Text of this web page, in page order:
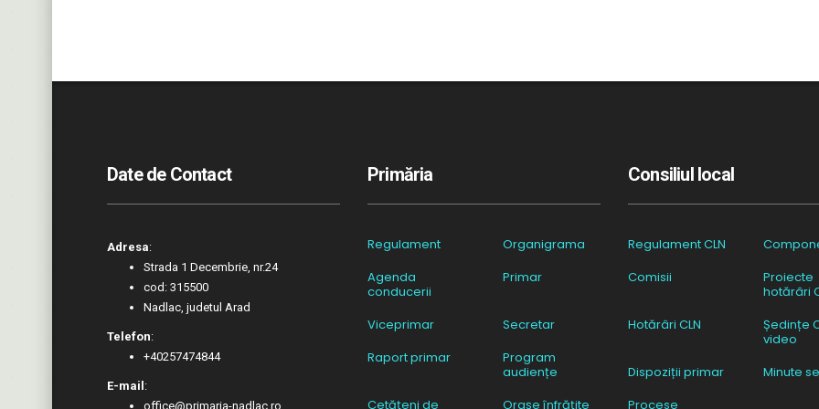
Date de Contact
Adresa:
Strada 1 Decembrie, nr.24
cod: 315500
Nadlac, judetul Arad
Telefon:
+40257474844
E-mail :
office@primaria-nadlac.ro
Primăria
Regulament
Organigrama
Agenda
conducerii
Primar
Viceprimar
Secretar
Raport primar
Program
audiențe
Cetățeni de
Orașe înfrățite
Consiliul local
Regulament CLN
Comisii
Proiecte
hotărâri
Hotărâri CLN
Ședințe
video
Dispoziții primar
Minute
Procese